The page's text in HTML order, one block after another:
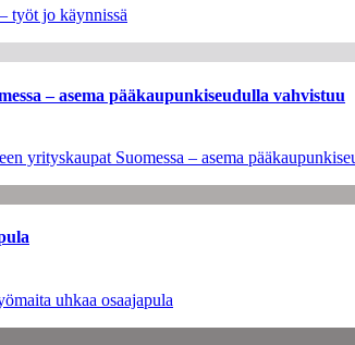
työt jo käynnissä
– asema pääkaupunkiseudulla vahvistuu
yrityskaupat Suomessa – asema
uhkaa osaajapula